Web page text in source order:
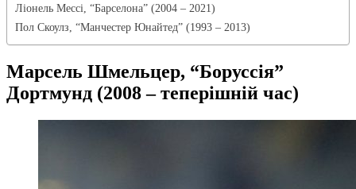
Ліонель Мессі, “Барселона” (2004 – 2021)
Пол Скоулз, “Манчестер Юнайтед” (1993 – 2013)
Марсель Шмельцер, “Боруссія”
Дортмунд (2008 – теперішній час)